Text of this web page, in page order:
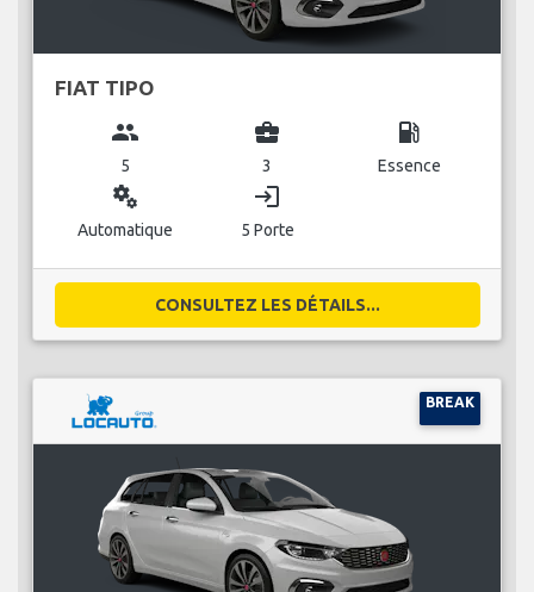
FIAT TIPO
group
5
business_center
3
local_gas_station
Essence
miscellaneous_services
Automatique
login
5 Porte
CONSULTEZ LES DÉTAILS...
BREAK